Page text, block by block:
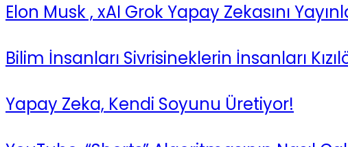
Elon Musk , xAI Grok Yapay Zekasını
Bilim İnsanları Sivrisineklerin İnsanları
Yapay Zeka, Kendi Soyunu Üretiyor!